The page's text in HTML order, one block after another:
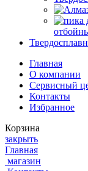
Главная
О компании
Сервисный
Контакты
Избранное
Корзина
закрыть
Главная
магазин